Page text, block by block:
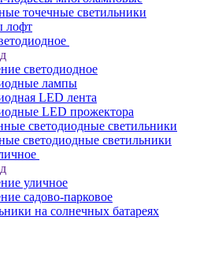
точечные светильники
лофт
светодиодное
лампы
LED лента
LED прожектора
светодиодные светильники
светодиодные светильники
уличное
садово-парковое
на солнечных батареях